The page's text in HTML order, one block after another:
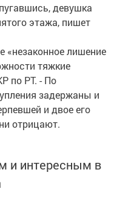
девушка
этажа, пишет
«незаконное лишение
тяжкие
по РТ. - По
задержаны и
и двое его
отрицают.
и интересным в